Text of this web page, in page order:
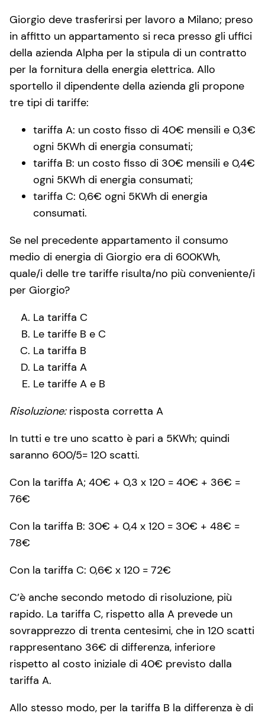
Giorgio deve trasferirsi per lavoro a Milano; preso
in affitto un appartamento si reca presso gli uffici
della azienda Alpha per la stipula di un contratto
per la fornitura della energia elettrica. Allo
sportello il dipendente della azienda gli propone
tre tipi di tariffe:
tariffa A: un costo fisso di 40€ mensili e 0,3€
ogni 5KWh di energia consumati;
tariffa B: un costo fisso di 30€ mensili e 0,4€
ogni 5KWh di energia consumati;
tariffa C: 0,6€ ogni 5KWh di energia
consumati.
Se nel precedente appartamento il consumo
medio di energia di Giorgio era di 600KWh,
quale/i delle tre tariffe risulta/no più conveniente/i
per Giorgio?
La tariffa C
Le tariffe B e C
La tariffa B
La tariffa A
Le tariffe A e B
Risoluzione:risposta corretta A
In tutti e tre uno scatto è pari a 5KWh; quindi
saranno 600/5= 120 scatti.
Con la tariffa A; 40€ + 0,3 x 120 = 40€ + 36€ =
76€
Con la tariffa B: 30€ + 0,4 x 120 = 30€ + 48€ =
78€
Con la tariffa C: 0,6€ x 120 = 72€
C’è anche secondo metodo di risoluzione, più
rapido. La tariffa C, rispetto alla A prevede un
sovrapprezzo di trenta centesimi, che in 120 scatti
rappresentano 36€ di differenza, inferiore
rispetto al costo iniziale di 40€ previsto dalla
tariffa A.
Allo stesso modo, per la tariffa B la differenza è di